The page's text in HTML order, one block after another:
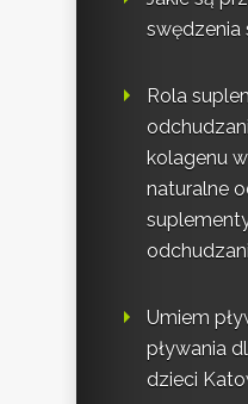
swędzenia
Rola
kolagenu
naturalne
Umiem
pływania
dzieci